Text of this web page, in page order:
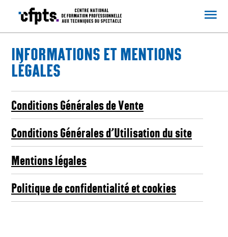
INFORMATIONS ET MENTIONS
LÉGALES
Conditions Générales de Vente
Conditions Générales d’Utilisation du site
Mentions légales
Politique de confidentialité et cookies